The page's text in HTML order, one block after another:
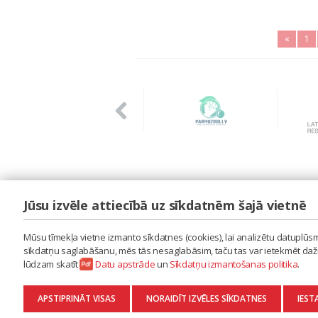
« 1
LAIPA
ES RADU MŪZIKU
AKTUALITĀTES
KONTAKTI
SĪKDATŅU IZMANTOŠANAS POLITIKA
DATU APSTRĀDE
Jūsu izvēle attiecībā uz sīkdatnēm šajā vietnē
Mūsu tīmekļa vietne izmanto sīkdatnes (cookies), lai analizētu
sīkdatņu saglabāšanu, mēs tās nesaglabāsim, taču tas var ietekmēt
lūdzam skatīt
Datu apstrādeun Sīkdatņu izmantošanas politika.
APSTIPRINĀT VISAS NORAIDĪT IZVĒLES SĪKDATNES